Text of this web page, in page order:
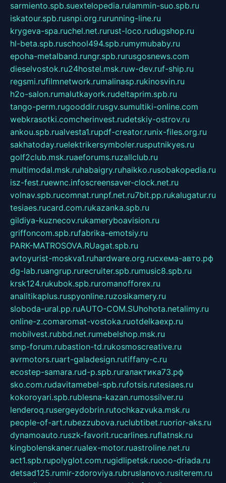
sarmiento.spb.suextelopedia.rulammin-suo.spb.ru
iskatour.spb.rusnpi.org.rurunning-line.ru
krygeva-spa.ruchel.net.rurust-loco.rudugshop.ru
hl-beta.spb.ruschool494.spb.rumymubaby.ru
epoha-metalband.rungr.spb.rurusgosnews.com
dieselvostok.ru24hostel.msk.ruw-dev.ruf-ship.ru
regsmi.rufilmnetwork.rumalinasp.rukinosvin.ru
h2o-salon.rumalutkayork.rudeltaprim.spb.ru
tango-perm.rugooddir.rusgv.sumultiki-online.com
webkrasotki.comcherinvest.rudetskiy-ostrov.ru
ankou.spb.rualvesta1.rupdf-creator.runix-files.org.ru
sakhatoday.ruelektrikersymboler.rusputnikyes.ru
golf2club.msk.ruaeforums.ruzallclub.ru
multimodal.msk.ruhabaigry.ruhaikko.rusobakopedia.ru
isz-fest.ruewnc.infoscreensaver-clock.net.ru
volnav.spb.rucomnat.runpf.net.ru7bit.pp.rukalugatur.ru
tesiaes.rucard.com.rukazanka.spb.ru
gildiya-kuznecov.rukameryboavision.ru
griffoncom.spb.rufabrika-emotsiy.ru
PARK-MATROSOVA.RUagat.spb.ru
avtoyurist-moskva1.ruhardware.org.ruсхема-авто.рф
dg-lab.ruangrup.rurecruiter.spb.rumusic8.spb.ru
krsk124.rukubok.spb.ruromanofforex.ru
analitikaplus.ruspyonline.ruzosikamery.ru
sloboda-ural.pp.ruAUTO-COM.SUhohota.netalimy.ru
online-z.comaromat-vostoka.ruotdelkaexp.ru
mobilvest.rubbd.net.rumebelshop.msk.ru
smp-forum.rubastion-td.rukosmoscreative.ru
avrmotors.ruart-galadesign.rutiffany-c.ru
ecostep-samara.rud-p.spb.ruгалактика73.рф
sko.com.rudavitamebel-spb.rufotsis.rutesiaes.ru
kokoroyari.spb.rublesna-kazan.rumossilver.ru
lenderoq.rusergeydobrin.rutochkazvuka.msk.ru
people-of-art.rubezzubova.ruclubtibet.ruorior-aks.ru
dynamoauto.ruszk-favorit.rucarlines.ruflatnsk.ru
kingbolenskaner.rualex-motor.ruastroline.net.ru
act1.spb.rupolyglot.com.rugidlipetsk.ruooo-driada.ru
detsad125.rumir-zdoroviya.rubruslanovo.rusiterem.ru